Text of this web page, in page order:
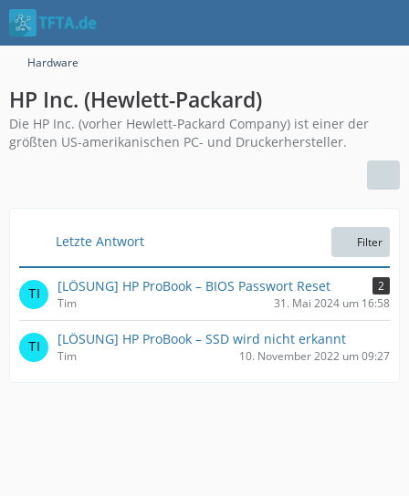
Hardware
HP Inc. (Hewlett-Packard)
Die HP Inc. (vorher Hewlett-Packard Company) ist einer der
größten US-amerikanischen PC- und Druckerhersteller.
Letzte Antwort Filter
[LÖSUNG] HP ProBook – BIOS Passwort Reset
2
Tim
31. Mai 2024 um 16:58
[LÖSUNG] HP ProBook – SSD wird nicht erkannt
Tim 10. November 2022 um 09:27